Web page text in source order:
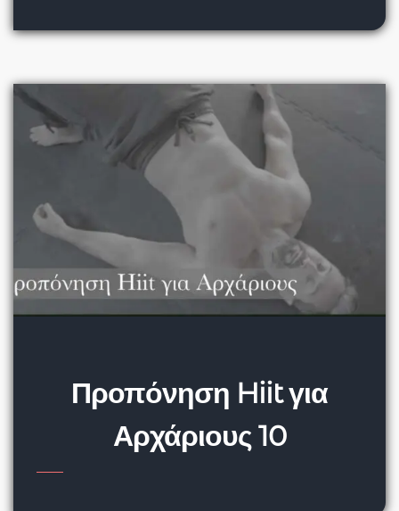
Προπόνηση Hiit για
Αρχάριους 10